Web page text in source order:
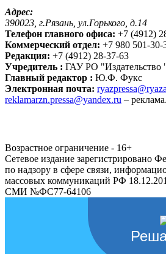
Адрес:
390023, г.Рязань, ул.Горького, д.14
Телефон главного офиса: +7 (4912)
Коммерческий отдел: +7 980 501-30-
Редакция: +7 (4912) 28-37-63
Учредитель : ГАУ РО "Издательство
Главный редактор : Ю.Ф. Фукс
Электронная почта:
reklamarzn.pressa@yandex.ru – реклама.
Возрастное ограничение - 16+
Сетевое издание зарегистрировано
по надзору в сфере связи,
массовых коммуникаций РФ
СМИ №ФС77-64106